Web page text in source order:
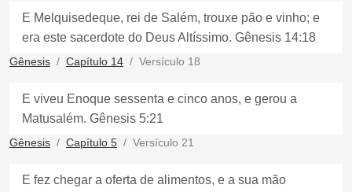
E Melquisedeque, rei de Salém, trouxe pão e vinho; e
era este sacerdote do Deus Altíssimo. Gênesis 14:18
Gênesis Capítulo 14 Versículo 18
E viveu Enoque sessenta e cinco anos, e gerou a
Matusalém. Gênesis 5:21
Gênesis Capítulo 5 Versículo 21
E fez chegar a oferta de alimentos, e a sua mão